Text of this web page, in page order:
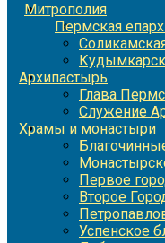
Митрополия
Пермская
Архипастырь
Глава
Служение
Храмы и монастыри
Первое
Второе
Успенское